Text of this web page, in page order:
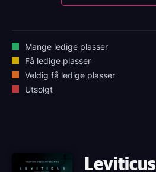
Mange ledige plasser
Få ledige plasser
Veldig få ledige plasser
Utsolgt
Leviticus